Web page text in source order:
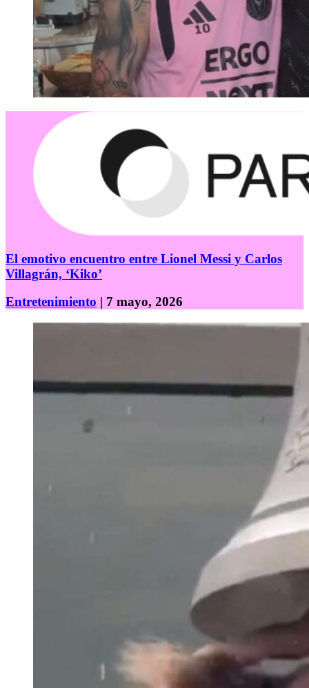
El emotivo encuentro entre Lionel Messi y Carlos
Villagrán, ‘Kiko’
Entretenimiento | 7 mayo, 2026